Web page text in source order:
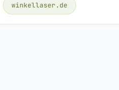
winkellaser.de